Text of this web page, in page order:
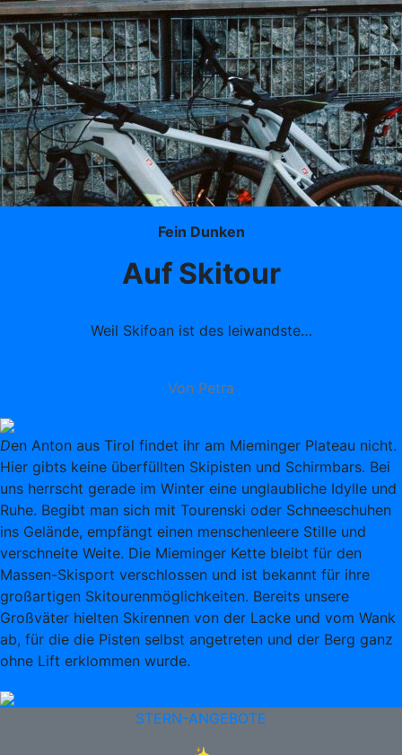
Fein Dunken
Auf Skitour
Weil Skifoan ist des leiwandste…
Von Petra
Den Anton aus Tirol findet ihr am Mieminger Plateau nicht.
Hier gibts keine überfüllten Skipisten und Schirmbars. Bei
uns herrscht gerade im Winter eine unglaubliche Idylle und
Ruhe. Begibt man sich mit Tourenski oder Schneeschuhen
ins Gelände, empfängt einen menschenleere Stille und
verschneite Weite. Die Mieminger Kette bleibt für den
Massen-Skisport verschlossen und ist bekannt für ihre
großartigen Skitourenmöglichkeiten. Bereits unsere
Großväter hielten Skirennen von der Lacke und vom Wank
ab, für die die Pisten selbst angetreten und der Berg ganz
ohne Lift erklommen wurde.
STERN-ANGEBOTE